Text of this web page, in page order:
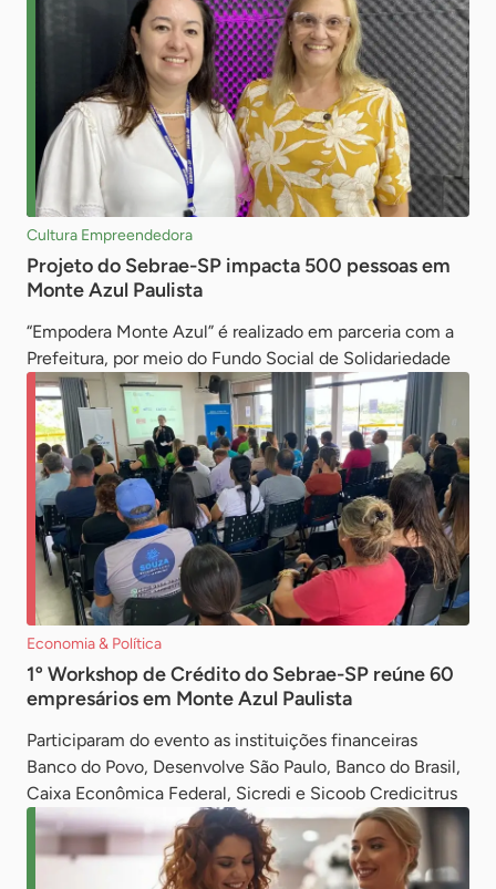
Cultura Empreendedora
Projeto do Sebrae-SP impacta 500 pessoas em
Monte Azul Paulista
“Empodera Monte Azul” é realizado em parceria com a
Prefeitura, por meio do Fundo Social de Solidariedade
Economia & Política
1º Workshop de Crédito do Sebrae-SP reúne 60
empresários em Monte Azul Paulista
Participaram do evento as instituições financeiras
Banco do Povo, Desenvolve São Paulo, Banco do Brasil,
Caixa Econômica Federal, Sicredi e Sicoob Credicitrus